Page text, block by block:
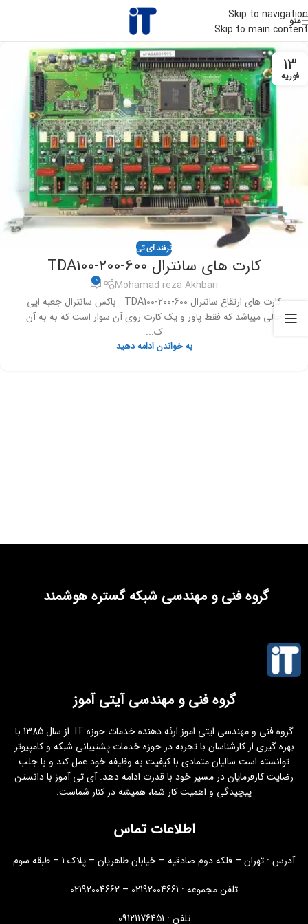
Skip to navigation
Skip to main content
منو
13
فوریه
ترفند آی تی
کارت های سانترال TDA100-200-600
Mohamad reza Akhbari
0
کارت های ارتقاع سانترال TDA100-200-600 باکس سانترال جعبه ایی
خالی میباشد که فقط پاور و یک کارت روی آن سوار است که به به آن
ک...
به خواندن ادامه دهید
گروه فنی و مهندسی شبکه گستره هوشمند
گروه فنی و مهندسی آیتی آموز
گروه فنی و مهندسی ایتی اموز ارئه دهنده خدمات حوزه IT از سال 1385 با
بهره گیری از کارشناسان با تجربه در حوزه خدمات پشتیبانی شبکه و کامپیوتر
توانسته است سالیان متمادی با کیفیت به وظیفه خود عمل کند و با جلب
رضایت کارفرمایان در مسیر خود با قدرت ادامه دهد. آی تی آموز با دانستن
پیچیدگی و اهمیت کار شما، همیشه در کنار شماست.
اطلاعات تماس
آدرس : تهران – فلکه دوم صادقیه – خیابان طاهریان – پلاک 1 – طبقه سوم
تلفن مجموعه : 02192004661 – 02192004662
تلفن : 09121176451